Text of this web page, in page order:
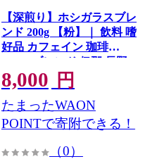
【深煎り】ホシガラスブレ
ンド 200g 【粉】｜ 飲料 嗜
好品 カフェイン 珈琲
coffee ブレンド 伊那 長野
信州 ふるさと納税 【008-
40】
8,000 円
たまったWAON
POINTで寄附できる！
（0）